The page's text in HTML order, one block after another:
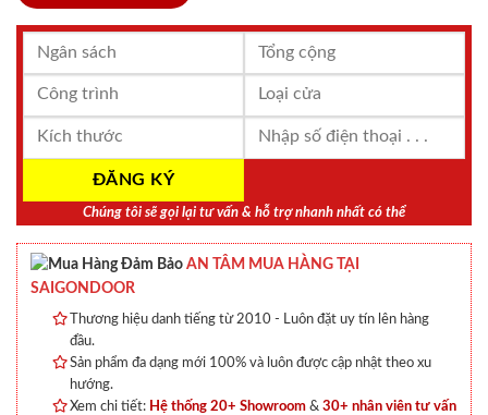
Chúng tôi sẽ gọi lại tư vấn & hỗ trợ nhanh nhất có thể
AN TÂM MUA HÀNG TẠI
SAIGONDOOR
Thương hiệu danh tiếng từ 2010 - Luôn đặt uy tín lên hàng
đầu.
Sản phẩm đa dạng mới 100% và luôn được cập nhật theo xu
hướng.
Xem chi tiết: Hệ thống 20+ Showroom & 30+ nhân viên tư vấn